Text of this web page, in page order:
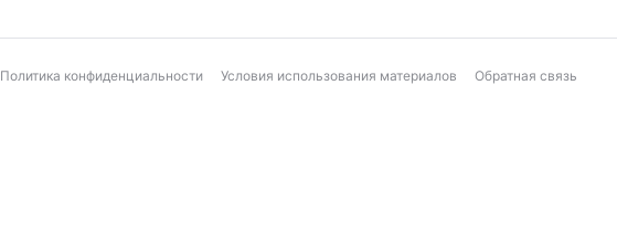
Политика конфиденциальности Условия использования материалов Обратная связь